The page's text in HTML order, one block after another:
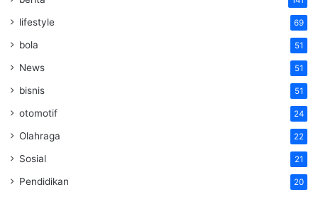
lifestyle 69
bola 51
News 51
bisnis 51
otomotif 24
Olahraga 22
Sosial 21
Pendidikan 20